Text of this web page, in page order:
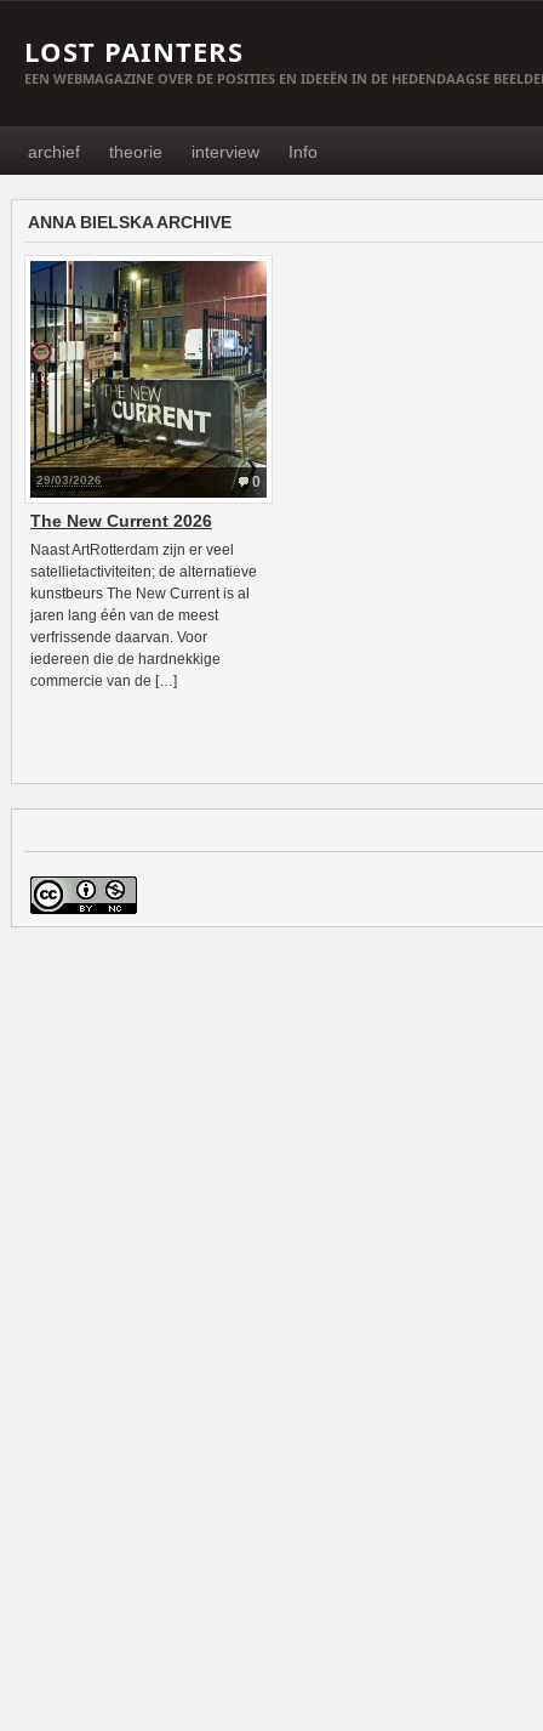
LOST PAINTERS
EEN WEBMAGAZINE OVER DE POSITIES EN IDEEËN IN DE HEDENDAAGSE
archief theorie interview Info
ANNA BIELSKA ARCHIVE
0
29/03/2026
The New Current 2026
Naast ArtRotterdam zijn er veel
satellietactiviteiten; de alternatieve
kunstbeurs The New Current is al
jaren lang één van de meest
verfrissende daarvan. Voor
iedereen die de hardnekkige
commercie van de […]